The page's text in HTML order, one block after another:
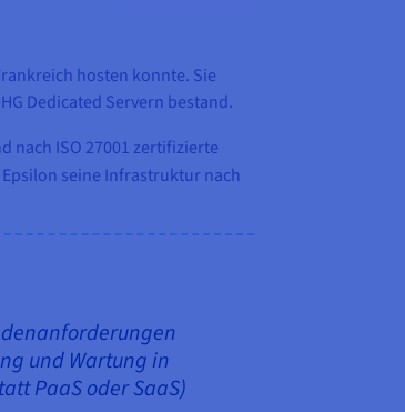
hosten konnte. Sie
Dedicated Servern bestand.
nach ISO 27001 zertifizierte
Epsilon seine Infrastruktur nach
und Wartung in
PaaS oder SaaS)